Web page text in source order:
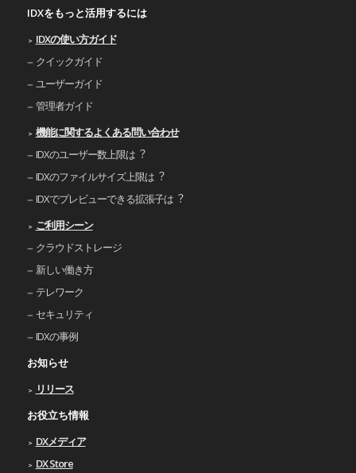
IDXをもっと活用するには
IDXの使い⽅ガイド
クイックガイド
ユーザーガイド
管理者ガイド
機能に関するよくある問い合わせ
IDXのユーザー数上限は︖
IDXのファイルサイズ上限は︖
IDXでプレビューできる拡張⼦は︖
ご利⽤シーン
クラウドストレージ
新しい働き⽅
テレワーク
セキュリティ
IDXの事例
お知らせ
リリース
お役立ち情報
DXメディア
DX Store